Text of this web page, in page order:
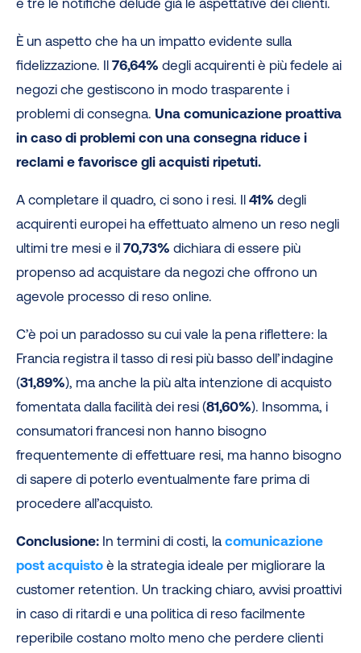
e tre le notifiche delude già le aspettative dei clienti.
È un aspetto che ha un impatto evidente sulla
fidelizzazione. Il76,64% degli acquirenti è più fedele ai
negozi che gestiscono in modo trasparente i
problemi di consegna. Una comunicazione proattiva
in caso di problemi con una consegna riduce i
reclami e favorisce gli acquisti ripetuti.
A completare il quadro, ci sono i resi. Il41% degli
acquirenti europei ha effettuato almeno un reso negli
ultimi tre mesi e il70,73% dichiara di essere più
propenso ad acquistare da negozi che offrono un
agevole processo di reso online.
C’è poi un paradosso su cui vale la pena riflettere: la
Francia registra il tasso di resi più basso dell’indagine
(31,89%), ma anche la più alta intenzione di acquisto
fomentata dalla facilità dei resi (81,60%). Insomma, i
consumatori francesi non hanno bisogno
frequentemente di effettuare resi, ma hanno bisogno
di sapere di poterlo eventualmente fare prima di
procedere all’acquisto.
Conclusione: In termini di costi, lacomunicazione
post acquisto è la strategia ideale per migliorare la
customer retention. Un tracking chiaro, avvisi proattivi
in caso di ritardi e una politica di reso facilmente
reperibile costano molto meno che perdere clienti